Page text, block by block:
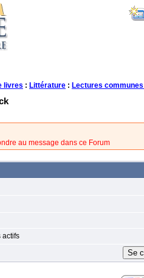
livres : Littérature : Lectures
au message dans ce Forum
actifs